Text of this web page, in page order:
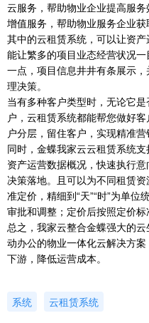
云服务，帮助物业企业提高服
增值服务，帮助物业服务企业获
其中的云租赁系统，可以让资
能让繁多的项目业态经营状况
一点，项目信息井井有条展示
理决策。
当有多种客户类型时，无论它
户，云租赁系统都能帮您做好
户分层，留住客户，实现精准营
同时，金蝶我家云云租赁系统
资产运营数据概况，快速执行
决策落地。且可以为不同租赁
准定价，精细到“天”“时”为单
审批和调整；定价后按照定价标
总之，我家云整合金蝶强大的
动办公的物业一体化云解决方
下游，降低运营成本。
系统 云租赁系统